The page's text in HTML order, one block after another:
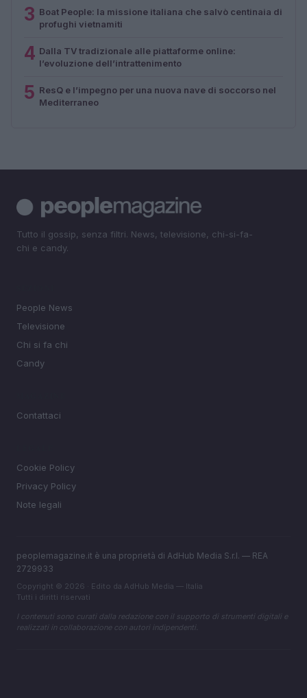
3 Boat People: la missione italiana che salvò centinaia di
profughi vietnamiti
4 Dalla TV tradizionale alle piattaforme online:
l’evoluzione dell’intrattenimento
5 ResQ e l’impegno per una nuova nave di soccorso nel
Mediterraneo
Tutto il gossip, senza filtri. News, televisione, chi-si-fa-
chi e candy.
People News
Televisione
Chi si fa chi
Candy
Contattaci
Cookie Policy
Privacy Policy
Note legali
peoplemagazine.it è una proprietà di AdHub Media S.r.l. — REA
2729933
Copyright © 2026 · Edito da AdHub Media — Italia
Tutti i diritti riservati
I contenuti sono curati dalla redazione con il supporto di strumenti digitali e
realizzati in collaborazione con autori indipendenti.